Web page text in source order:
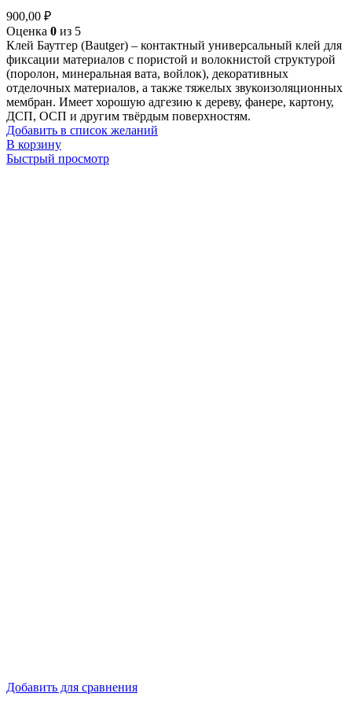
900,00 ₽
Оценка 0 из 5
Клей Баутгер (Bautger) – контактный универсальный клей для
фиксации материалов с пористой и волокнистой структурой
(поролон, минеральная вата, войлок), декоративных
отделочных материалов, а также тяжелых звукоизоляционных
мембран. Имеет хорошую адгезию к дереву, фанере, картону,
ДСП, ОСП и другим твёрдым поверхностям.
Добавить в список желаний
В корзину
Быстрый просмотр
Добавить для сравнения